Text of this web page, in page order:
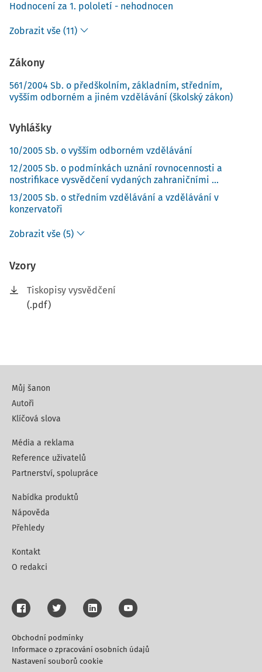
Hodnocení za 1. pololetí - nehodnocen
Zobrazit vše (11)
Zákony
561/2004 Sb. o předškolním, základním, středním,
vyšším odborném a jiném vzdělávání (školský zákon)
Vyhlášky
10/2005 Sb. o vyšším odborném vzdělávání
12/2005 Sb. o podmínkách uznání rovnocennosti a
nostrifikace vysvědčení vydaných zahraničními ...
13/2005 Sb. o středním vzdělávání a vzdělávání v
konzervatoři
Zobrazit vše (5)
Vzory
Tiskopisy vysvědčení
(.pdf)
Můj šanon
Autoři
Klíčová slova
Média a reklama
Reference uživatelů
Partnerství, spolupráce
Nabídka produktů
Nápověda
Přehledy
Kontakt
O redakci
Obchodní podmínky
Informace o zpracování osobních údajů
Nastavení souborů cookie